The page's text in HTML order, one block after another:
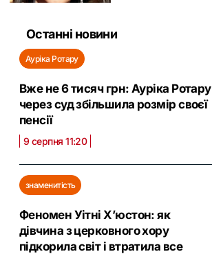
Останні новини
Ауріка Ротару
Вже не 6 тисяч грн: Ауріка Ротару
через суд збільшила розмір своєї
пенсії
9 серпня 11:20
знаменитість
Феномен Уітні Х’юстон: як
дівчина з церковного хору
підкорила світ і втратила все